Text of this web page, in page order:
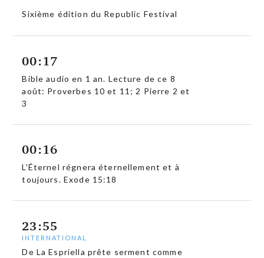
Sixième édition du Republic Festival
00:17
Bible audio en 1 an. Lecture de ce 8
août: Proverbes 10 et 11; 2 Pierre 2 et
3
00:16
L’Éternel régnera éternellement et à
toujours. Exode 15:18
23:55
INTERNATIONAL
De La Espriella prête serment comme